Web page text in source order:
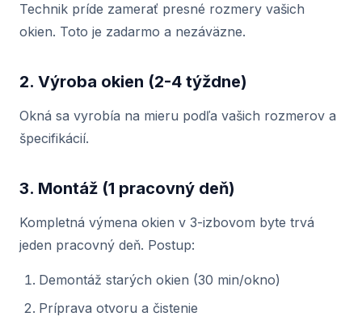
Technik príde zamerať presné rozmery vašich
okien. Toto je zadarmo a nezáväzne.
2. Výroba okien (2-4 týždne)
Okná sa vyrobía na mieru podľa vašich rozmerov a
špecifikácií.
3. Montáž (1 pracovný deň)
Kompletná výmena okien v 3-izbovom byte trvá
jeden pracovný deň. Postup:
Demontáž starých okien (30 min/okno)
Príprava otvoru a čistenie